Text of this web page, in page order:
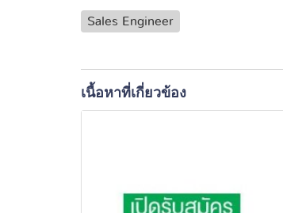
Sales Engineer
เนื้อหาที่เกี่ยวข้อง